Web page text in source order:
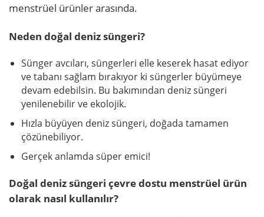
menstrüel ürünler arasında.
Neden doğal deniz süngeri?
Sünger avcıları, süngerleri elle keserek hasat ediyor
ve tabanı sağlam bırakıyor ki süngerler büyümeye
devam edebilsin. Bu bakımından deniz süngeri
yenilenebilir ve ekolojik.
Hızla büyüyen deniz süngeri, doğada tamamen
çözünebiliyor.
Gerçek anlamda süper emici!
Doğal deniz süngeri çevre dostu menstrüel ürün
olarak nasıl kullanılır?